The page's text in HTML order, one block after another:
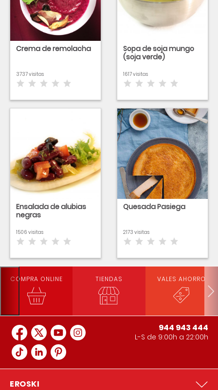
Crema de remolacha
3737 visitas
Sopa de soja mungo
(soja verde)
1617 visitas
Ensalada de alubias
negras
1506 visitas
Quesada Pasiega
2173 visitas
COMPRA ONLINE TIENDAS VALES AHORRO
944 943 444
L-S de 9:00h a 22:00h
EROSKI